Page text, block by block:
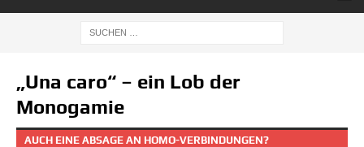
„Una caro“ – ein Lob der
Monogamie
AUCH EINE ABSAGE AN HOMO-VERBINDUNGEN?